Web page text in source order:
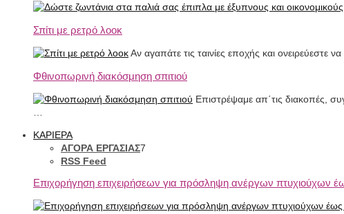
Σπίτι με ρετρό λοοκ
Αν αγαπάτε τις ταινίες εποχής και ονειρεύεστε
Φθινοπωρινή διακόσμηση σπιτιού
Επιστρέψαμε απ΄τις διακοπές,
ΚΑΡΙΕΡΑ
ΑΓΟΡΑ ΕΡΓΑΣΙΑΣ7
RSS Feed
Επιχορήγηση επιχειρήσεων για πρόσληψη ανέργων πτυχιούχων